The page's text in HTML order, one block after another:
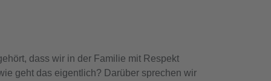
dass wir in der Familie mit Respekt
geht das eigentlich? Darüber sprechen wir